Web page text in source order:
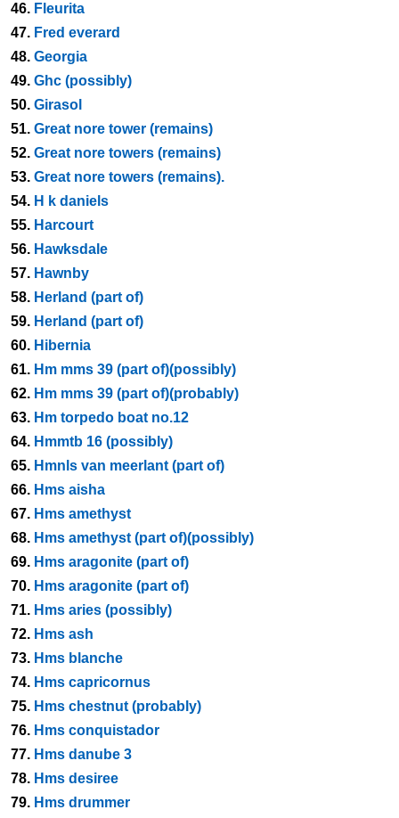
46. Fleurita
47. Fred everard
48. Georgia
49. Ghc (possibly)
50. Girasol
51. Great nore tower (remains)
52. Great nore towers (remains)
53. Great nore towers (remains).
54. H k daniels
55. Harcourt
56. Hawksdale
57. Hawnby
58. Herland (part of)
59. Herland (part of)
60. Hibernia
61. Hm mms 39 (part of)(possibly)
62. Hm mms 39 (part of)(probably)
63. Hm torpedo boat no.12
64. Hmmtb 16 (possibly)
65. Hmnls van meerlant (part of)
66. Hms aisha
67. Hms amethyst
68. Hms amethyst (part of)(possibly)
69. Hms aragonite (part of)
70. Hms aragonite (part of)
71. Hms aries (possibly)
72. Hms ash
73. Hms blanche
74. Hms capricornus
75. Hms chestnut (probably)
76. Hms conquistador
77. Hms danube 3
78. Hms desiree
79. Hms drummer